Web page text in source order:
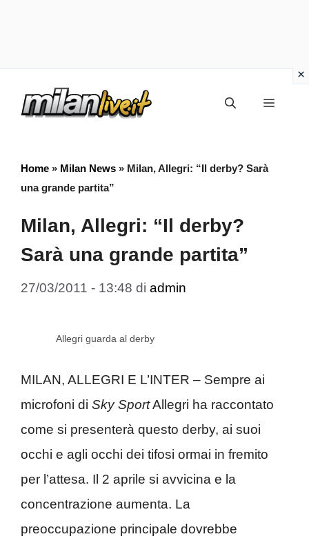
Menu
Home » Milan News » Milan, Allegri: “Il derby? Sarà
una grande partita”
Milan, Allegri: “Il derby?
Sarà una grande partita”
27/03/2011 - 13:48 di admin
Allegri guarda al derby
MILAN, ALLEGRI E L’INTER – Sempre ai
microfoni di Sky SportAllegri ha raccontato
come si presenterà questo derby, ai suoi
occhi e agli occhi dei tifosi ormai in fremito
per l’attesa. Il 2 aprile si avvicina e la
concentrazione aumenta. La
preoccupazione principale dovrebbe